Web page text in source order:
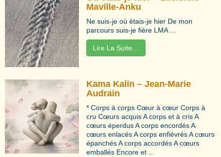
Maville-Anku
Ne suis-je où étais-je hier De mon
parcours suis-je fière LMA ...
Lire La Suite…
Kama Kalin – Jean-Marie
Audrain
* Corps à corps Cœur à cœur Corps à
cru Cœurs acquis A corps et à cris A
cœurs éperdus A corps encordés A
cœurs enlacés A corps enfiévrés A cœurs
épanchés A corps accordés A cœurs
emballés Encore et ...